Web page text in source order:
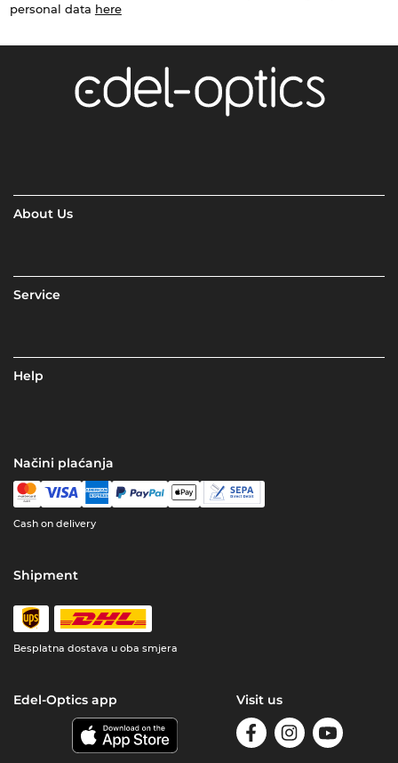
personal data here
About Us
Service
Help
Načini plaćanja
Cash on delivery
Shipment
Besplatna dostava u oba smjera
Edel-Optics app Visit us